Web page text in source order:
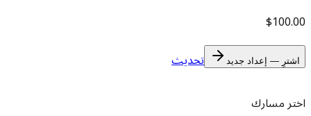
$100.00
اشترِ — إعداد جديد
تحديث
اختر مسارك